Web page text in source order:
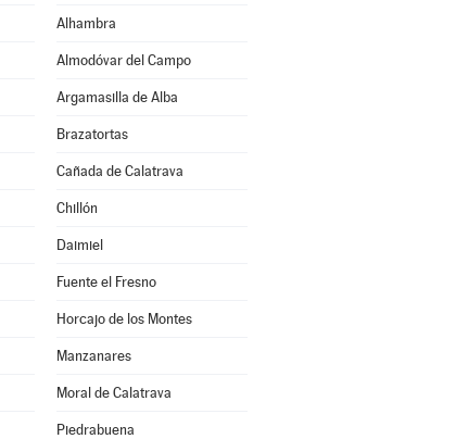
Alhambra
Almodóvar del Campo
Argamasilla de Alba
Brazatortas
Cañada de Calatrava
Chillón
Daimiel
Fuente el Fresno
Horcajo de los Montes
Manzanares
Moral de Calatrava
Piedrabuena